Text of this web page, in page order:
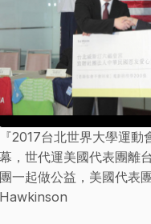
『2017台北世界大學運動
幕，世代運美國代表團離
團一起做公益，美國代表
Hawkinson